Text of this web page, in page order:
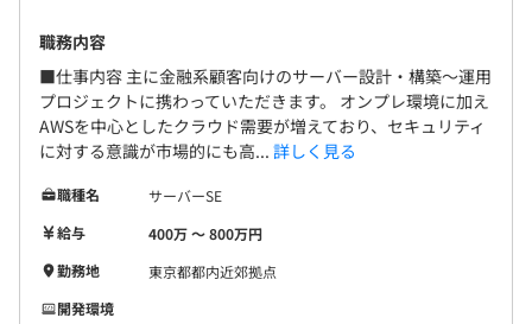
職務内容
■仕事内容 主に金融系顧客向けのサーバー設計・構築～運用
プロジェクトに携わっていただきます。 オンプレ環境に加え
AWSを中心としたクラウド需要が増えており、セキュリティ
に対する意識が市場的にも高... 詳しく見る
職種名
サーバーSE
給与
400万 〜 800万円
勤務地
東京都都内近郊拠点
開発環境